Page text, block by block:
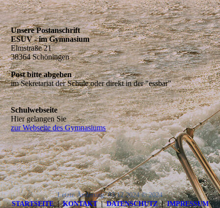
Unsere Postanschrift
ESUV - im Gymnasium
Elmstraße 21
38364 Schöningen
Post bitte abgeben
im Sekretariat der Schule oder direkt in der "essbar"
Schulwebseite
Hier gelangen Sie
zur Webseite des Gymnasiums
Letzte Änderung: 03.12.2024 © 2024
STARTSEITE|KONTAKT|DATEN­SCHUTZ|IMPRESSUM